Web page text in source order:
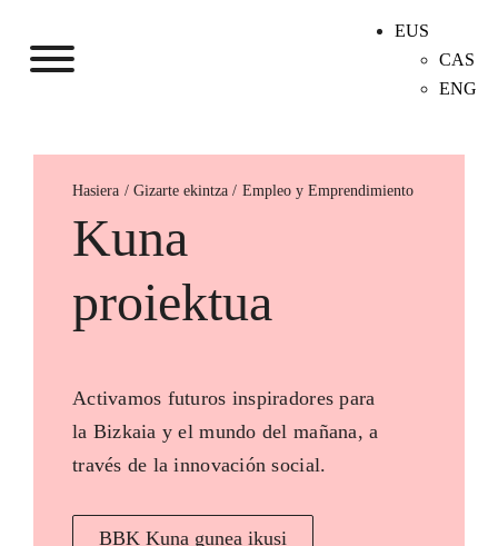
EUS
CAS
ENG
Hasiera Empleo y Emprendimiento
Kuna
proiektua
Activamos futuros inspiradores para
la Bizkaia y el mundo del mañana, a
través de la innovación social.
BBK Kuna gunea ikusi